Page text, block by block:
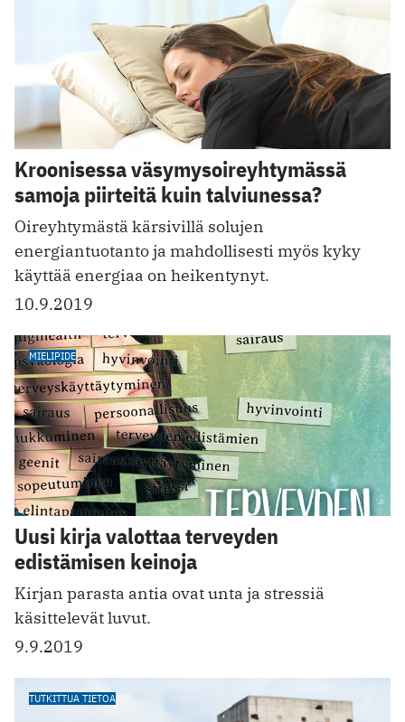
Kroonisessa väsymysoireyhtymässä
samoja piirteitä kuin talviunessa?
Oireyhtymästä kärsivillä solujen
energiantuotanto ja mahdollisesti myös kyky
käyttää ener­giaa on heikentynyt.
10.9.2019
MIELIPIDE
Uusi kirja valottaa terveyden
edistämisen keinoja
Kirjan parasta antia ovat unta ja stressiä
käsittelevät luvut.
9.9.2019
TUTKITTUA TIETOA